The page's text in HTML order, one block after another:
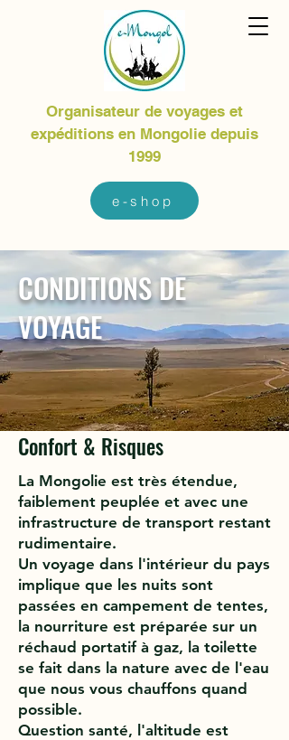
Organisateur de voyages et
expéditions en Mongolie depuis
1999
e-shop
CONDITIONS DE
VOYAGE
Confort & Risques
La Mongolie est très étendue,
faiblement peuplée et avec une
infrastructure de transport restant
rudimentaire.
Un voyage dans l'intérieur du pays
implique que les nuits sont
passées en campement de tentes,
la nourriture est préparée sur un
réchaud portatif à gaz, la toilette
se fait dans la nature avec de l'eau
que nous vous chauffons quand
possible.
Question santé, l'altitude est